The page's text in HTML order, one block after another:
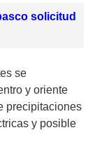
solicitud
se
y oriente
precipitaciones
y posible